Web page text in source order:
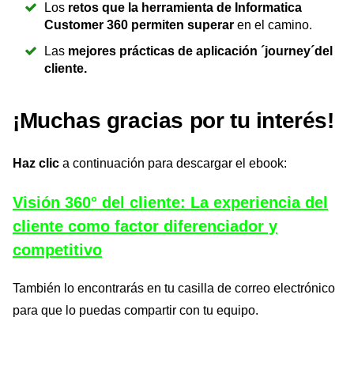
Los retos que la herramienta de Informatica
Customer 360 permiten superar en el camino.
Las mejores prácticas de aplicación ´journey´del
cliente.
¡Muchas gracias por tu interés!
Haz clic a continuación para descargar el ebook:
Visión 360° del cliente: La experiencia del
cliente como factor diferenciador y
competitivo
También lo encontrarás en tu casilla de correo electrónico
para que lo puedas compartir con tu equipo.